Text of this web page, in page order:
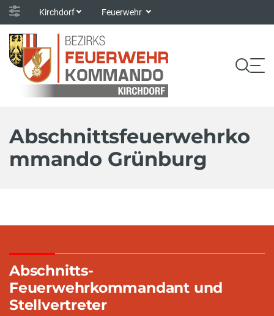
Kirchdorf Feuerwehr
Abschnittsfeuerwehrko
mmando Grünburg
Abschnitts-
Feuerwehrkommandant und
Stellvertreter